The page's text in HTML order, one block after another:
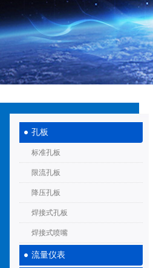
孔板
标准孔板
限流孔板
降压孔板
焊接式孔板
焊接式喷嘴
流量仪表